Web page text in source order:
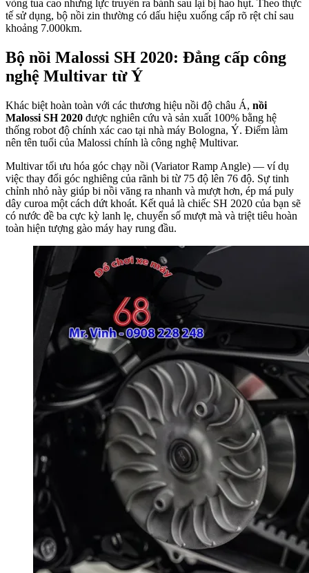
vòng tua cao nhưng lực truyền ra bánh sau lại bị hao hụt. Theo thực
tế sử dụng, bộ nồi zin thường có dấu hiệu xuống cấp rõ rệt chỉ sau
khoảng 7.000km.
Bộ nồi Malossi SH 2020: Đẳng cấp công
nghệ Multivar từ Ý
Khác biệt hoàn toàn với các thương hiệu nồi độ châu Á, nồi
Malossi SH 2020 được nghiên cứu và sản xuất 100% bằng hệ
thống robot độ chính xác cao tại nhà máy Bologna, Ý. Điểm làm
nên tên tuổi của Malossi chính là công nghệ Multivar.
Multivar tối ưu hóa góc chạy nồi (Variator Ramp Angle) — ví dụ
việc thay đổi góc nghiêng của rãnh bi từ 75 độ lên 76 độ. Sự tinh
chỉnh nhỏ này giúp bi nồi văng ra nhanh và mượt hơn, ép má puly
dây curoa một cách dứt khoát. Kết quả là chiếc SH 2020 của bạn sẽ
có nước đề ba cực kỳ lanh lẹ, chuyển số mượt mà và triệt tiêu hoàn
toàn hiện tượng gào máy hay rung đầu.